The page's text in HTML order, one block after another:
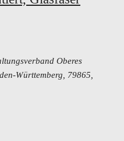
Oberes
Württemberg, 79865,